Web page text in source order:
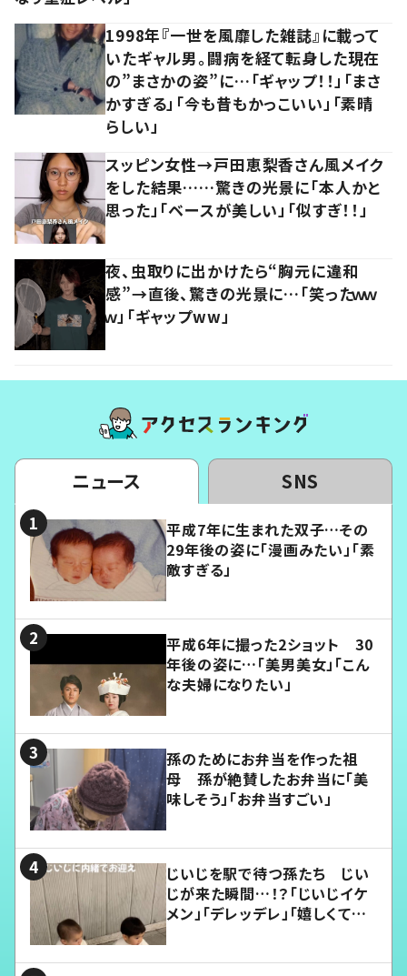
1998年『一世を風靡した雑誌』に載って
いたギャル男。闘病を経て転身した現在
の”まさかの姿”に…「ギャップ！！」「まさ
かすぎる」「今も昔もかっこいい」「素晴
らしい」
スッピン女性→戸田恵梨香さん風メイク
をした結果……驚きの光景に「本人かと
思った」「ベースが美しい」「似すぎ！！」
夜、虫取りに出かけたら“胸元に違和
感”→直後、驚きの光景に…「笑ったｗｗ
ｗ」「ギャップww」
ニュース SNS
平成7年に生まれた双子…その
29年後の姿に「漫画みたい」「素
敵すぎる」
平成6年に撮った2ショット 30
年後の姿に…「美男美女」「こん
な夫婦になりたい」
孫のためにお弁当を作った祖
母 孫が絶賛したお弁当に「美
味しそう」「お弁当すごい」
じいじを駅で待つ孫たち じい
じが来た瞬間…！？「じいじイケ
メン」「デレッデレ」「嬉しくて可